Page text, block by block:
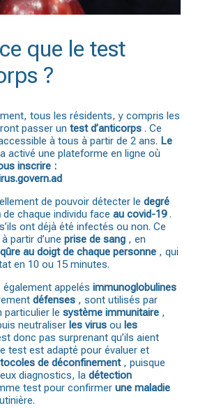
que le test
?
tous les résidents, y compris les
passer un test d’anticorps. Ce
à tous à partir de 2 ans. Le
activé une plateforme en ligne où
inscrire :
de pouvoir détecter le degré
de chaque individu face au covid-19.
ont déjà été infectés ou non. Ce
partir d’une prise de sang, en
au doigt de chaque personne, qui
en 10 ou 15 minutes.
appelés immunoglobulines
défenses, sont utilisés par
particulier le système immunitaire,
neutraliser les virusou les
donc pas surprenant qu’ils aient
test est adapté pour évaluer et
de déconfinement, puisque
diagnostics, la détection
test pour confirmer une maladie